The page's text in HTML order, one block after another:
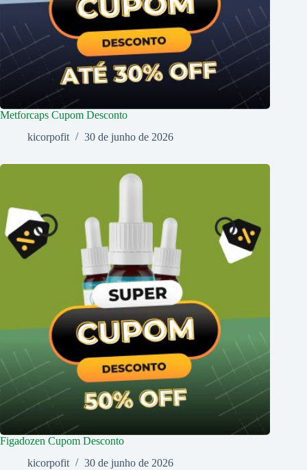
Metforcaps Cupom Desconto
kicorpofit
30 de junho de 2026
Figadozen Cupom Desconto
kicorpofit
30 de junho de 2026